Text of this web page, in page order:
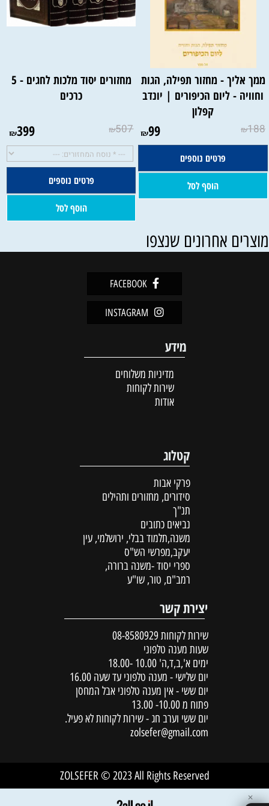
השם להטבעה:
ממך אליך - מחזור תפילה, הגות
וחוויה - ליום הכיפורים | יונדב
קפלון
₪188
₪99
פרטים נוספים
הוסף לסל
מחזורים יסוד מלכות לחגים - 5
כרכים
₪507
₪399
פרטים נוספים
הוסף לסל
אחרונים שנצפו
FACEBOOK
INSTAGRAM
מידע
מדיניות משלוחים
שירות לקוחות
אודות
קטלוג
פרקי אבות
סידורים, מחזורים ותהילים
תנ"ך
נביאים כתובים
משנה,תלמוד בבלי, ירושלמי, עין
יעקב,מפרשי הש"ס
ספרי יסוד -משנה ברורה,
רמב"ם, טור, שו"ע
יצירת קשר
שירות לקוחות 08-8580929
שעות מענה טלפוני
ימים א',ב,ד,ה' 10.00 -18.00
יום שלישי - מענה טלפוני עד שעה 16.00
יום ששי - אין מענה טלפוני אבל המחסן
פתוח מ 10.00- 13.00
יום ששי וערב חג - שירות לקוחות לא פעיל.
zolsefer@gmail.com
ZOLSEFER © 2023 All Rights Reserved
✕